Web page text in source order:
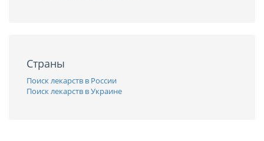
Страны
Поиск лекарств в России
Поиск лекарств в Украине